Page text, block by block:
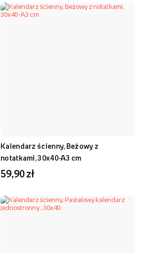
Kalendarz ścienny, Beżowy z
notatkami, 30x40-A3 cm
59,90 zł